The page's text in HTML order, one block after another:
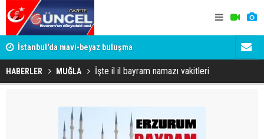
İstanbul'da mavi-beyaz buluşma
HABERLER MUĞLA İşte il il bayram namazı vakitleri